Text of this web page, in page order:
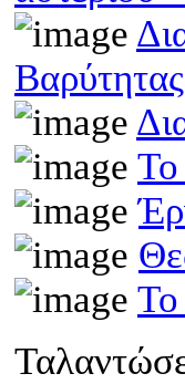
Το